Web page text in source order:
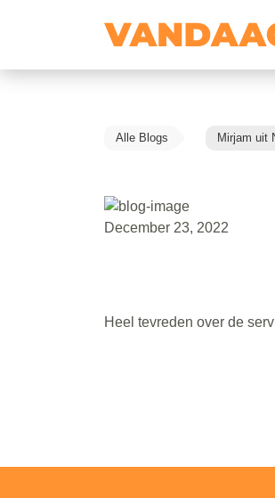
Alle Blogs Mirjam uit
December 23, 2022
Heel tevreden over de